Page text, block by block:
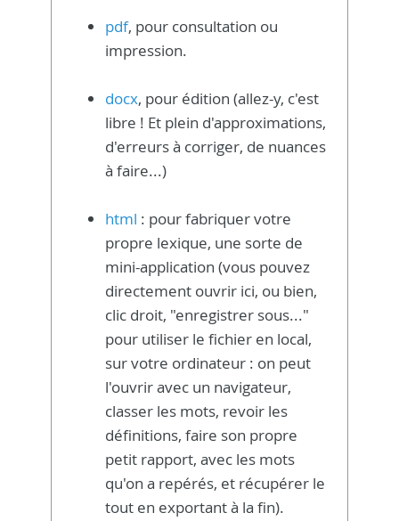
pdf, pour consultation ou
impression.
docx, pour édition (allez-y, c'est
libre ! Et plein d'approximations,
d'erreurs à corriger, de nuances
à faire...)
html : pour fabriquer votre
propre lexique, une sorte de
mini-application (vous pouvez
directement ouvrir ici, ou bien,
clic droit, "enregistrer sous..."
pour utiliser le fichier en local,
sur votre ordinateur : on peut
l'ouvrir avec un navigateur,
classer les mots, revoir les
définitions, faire son propre
petit rapport, avec les mots
qu'on a repérés, et récupérer le
tout en exportant à la fin).